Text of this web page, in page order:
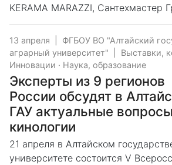
KERAMA MARAZZI, Сантехмастер
13 апреля
ФГБОУ ВО "Алтайский
аграрный университет"
Выставки,
Инновации · Наука, образование
Эксперты из 9 регионов
России обсудят в
ГАУ актуальные вопросы
кинологии
21 апреля в Алтайском
университете состоится V